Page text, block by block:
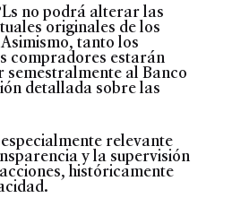
no podrá alterar las
originales de los
tanto los
compradores estarán
al Banco
detallada sobre las
relevante
y la supervisión
históricamente